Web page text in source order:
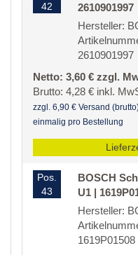
42
2610901997
Hersteller:
2610901997
Netto: 3,60 € zzgl.
Brutto: 4,28 € inkl.
zzgl. 6,90 € Versand
einmalig pro Bestellung
Pos.
43
BOSCH
U1 |
Hersteller:
1619P01508